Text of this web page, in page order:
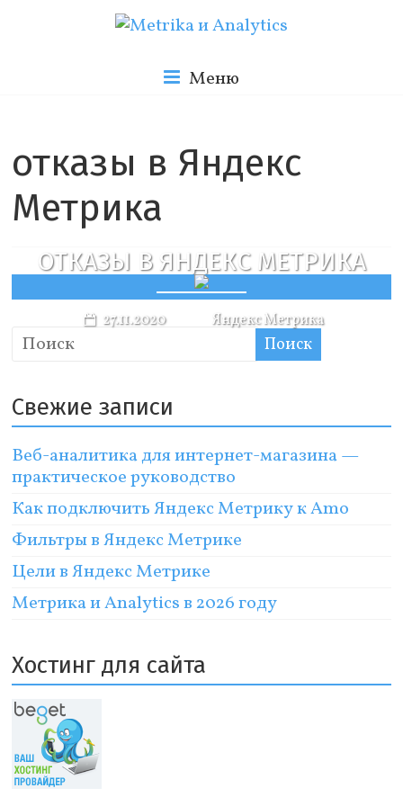
Metrika
и
Analytics
Блог
о
веб
аналитике
Меню
отказы в Яндекс
Метрика
ОТКАЗЫ В ЯНДЕКС МЕТРИКА
27.11.2020 Яндекс Метрика
Свежие записи
Веб-аналитика для интернет-магазина —
практическое руководство
Как подключить Яндекс Метрику к Amo
Фильтры в Яндекс Метрике
Цели в Яндекс Метрике
Метрика и Analytics в 2026 году
Хостинг для сайта